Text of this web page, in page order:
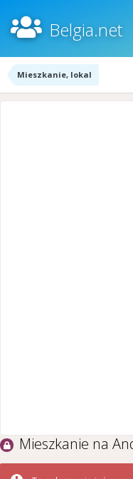
Belgia.net
Mieszkanie, lokal
Mieszkanie na